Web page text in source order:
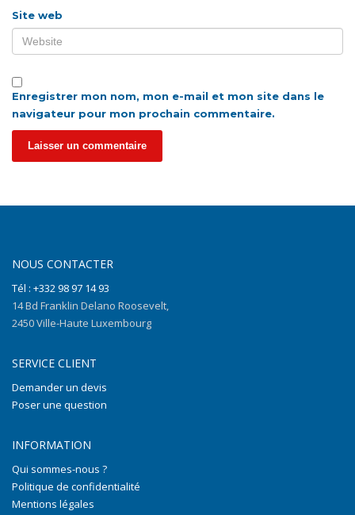
Site web
Enregistrer mon nom, mon e-mail et mon site dans le
navigateur pour mon prochain commentaire.
NOUS CONTACTER
Tél : +332 98 97 14 93
14 Bd Franklin Delano Roosevelt,
2450 Ville-Haute Luxembourg
SERVICE CLIENT
Demander un devis
Poser une question
INFORMATION
Qui sommes-nous ?
Politique de confidentialité
Mentions légales